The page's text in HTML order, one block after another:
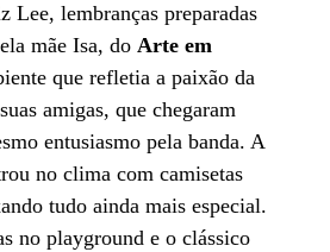
Lee, lembranças preparadas
mãe Isa, do Arte em
que refletia a paixão da
amigas, que chegaram
entusiasmo pela banda. A
no clima com camisetas
tudo ainda mais especial.
no playground e o clássico